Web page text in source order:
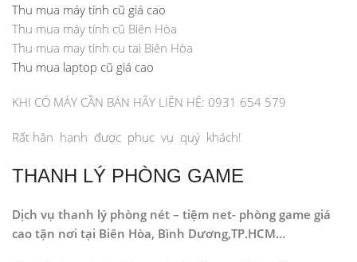
Thu mua máy tính cũ giá cao
Thu mua máy tính cũ Biên Hòa
Thu mua may tinh cu tai Biên Hòa
Thu mua laptop cũ giá cao
KHI CÓ MÁY CẦN BÁN HÃY LIÊN HỆ: 0931 654 579
Rất hân hạnh được phục vụ quý khách!
THANH LÝ PHÒNG GAME
Dịch vụ thanh lý phòng nét – tiệm net- phòng game giá
cao tận nơi tại Biên Hòa, Bình Dương,TP.HCM…